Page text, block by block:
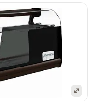
Оснащение
Ритейл (food)
Ритейл (non
Маркетинговые